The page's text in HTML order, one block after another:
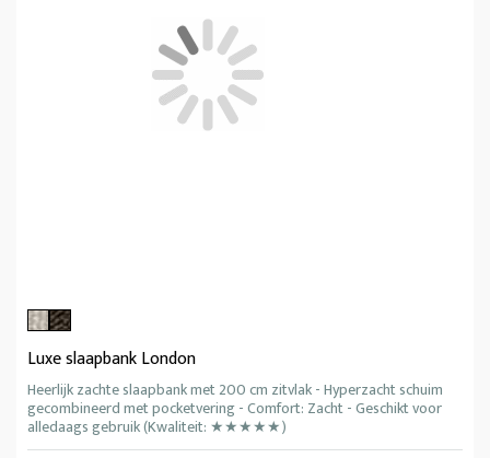
Luxe slaapbank London
Heerlijk zachte slaapbank met 200 cm zitvlak - Hyperzacht schuim
gecombineerd met pocketvering - Comfort: Zacht - Geschikt voor
alledaags gebruik (Kwaliteit: ★★★★★)